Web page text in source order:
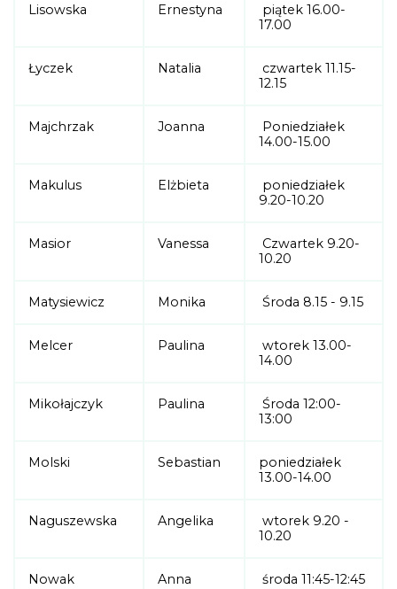
Lisowska Ernestyna
piątek 16.00-
17.00
Łyczek Natalia
czwartek 11.15-
12.15
Majchrzak Joanna
Poniedziałek
14.00-15.00
Makulus Elżbieta
poniedziałek
9.20-10.20
Masior Vanessa
Czwartek 9.20-
10.20
Matysiewicz Monika Środa 8.15 - 9.15
Melcer Paulina
wtorek 13.00-
14.00
Mikołajczyk Paulina
Środa 12:00-
13:00
Molski Sebastian
poniedziałek
13.00-14.00
Naguszewska Angelika
wtorek 9.20 -
10.20
Nowak Anna środa 11:45-12:45